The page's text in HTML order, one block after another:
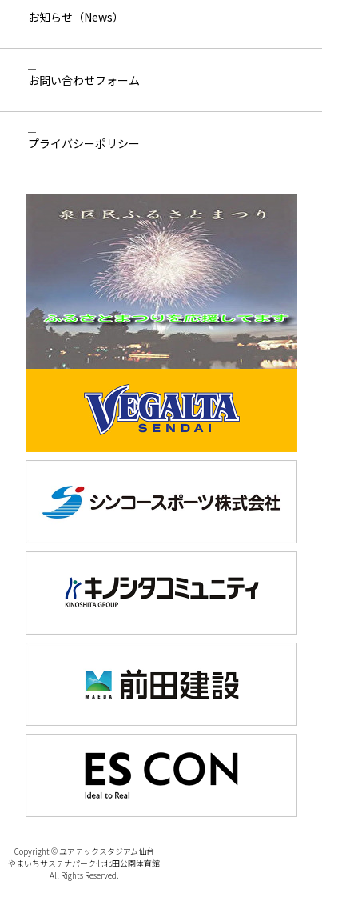
お知らせ （News）
お問い合わせフォーム
プライバシーポリシー
Copyright © ユアテックスタジアム仙台
やまいちサステナパーク七北田公園体育館
All Rights Reserved.